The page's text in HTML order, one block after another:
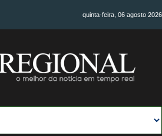
quinta-feira, 06 agosto 2026